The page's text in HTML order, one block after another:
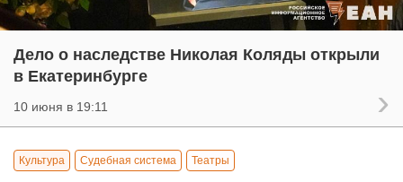
Дело о наследстве Николая Коляды открыли
в Екатеринбурге
10 июня в 19:11
Культура Судебная система Театры